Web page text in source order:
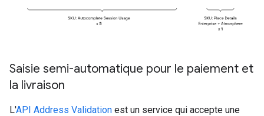
Saisie semi-automatique pour le paiement et
la livraison
L'API Address Validation est un service qui accepte une